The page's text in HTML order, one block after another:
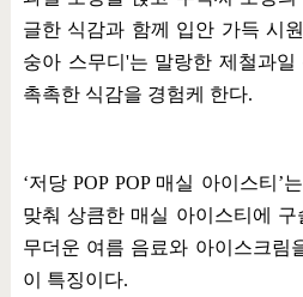
글한 식감과 함께 입안 가득 시
숭아 스무디 '는 말랑한 제철과
촉촉한 식감을 경험케 한다.
‘저당POP POP 매실 아이스티 ’
맞춰 상큼한 매실 아이스티에 구
무더운 여름 음료와 아이스크림
이 특징이다.